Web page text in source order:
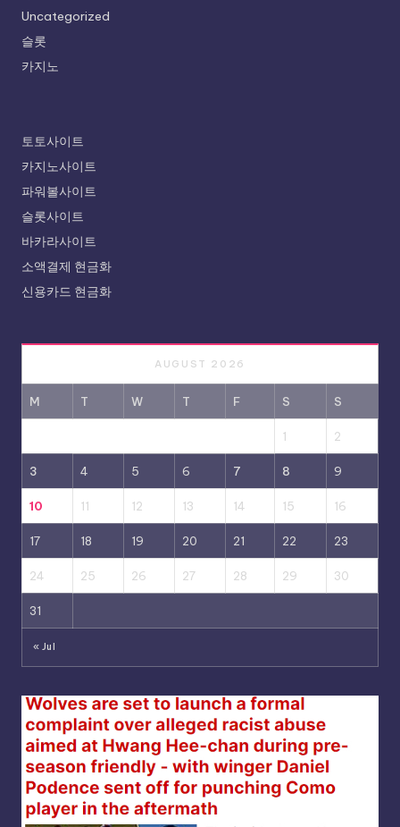
Uncategorized
슬롯
카지노
토토사이트
카지노사이트
파워볼사이트
슬롯사이트
바카라사이트
소액결제 현금화
신용카드 현금화
AUGUST 2026
M T W T F S S
1 2
3 4 5 6 7 8 9
10 11 12 13 14 15 16
17 18 19 20 21 22 23
24 25 26 27 28 29 30
31
« Jul